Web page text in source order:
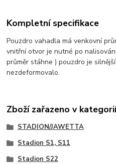
Kompletní specifikace
Pouzdro vahadla má venkovní
vnitřní otvor je nutné po
průměr stáhne ) pouzdro je
nezdeformovalo.
Zboží zařazeno v
STADION/JAWETTA
Stadion S1, S11
Stadion S22